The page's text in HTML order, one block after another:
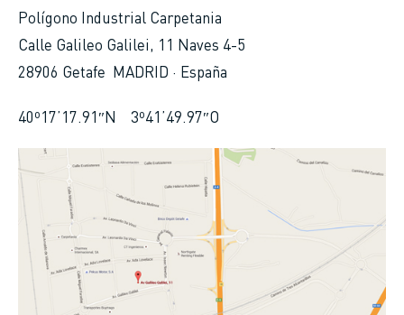
Polígono Industrial Carpetania
Calle Galileo Galilei, 11 Naves 4-5
28906 Getafe MADRID · España
40º17’17.91″N 3º41’49.97″O